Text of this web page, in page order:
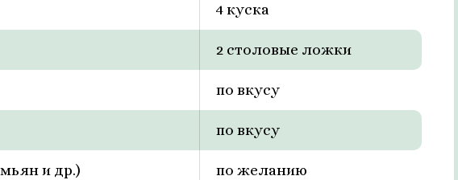
4 куска
2 столовые ложки
по вкусу
по вкусу
и др.) по желанию